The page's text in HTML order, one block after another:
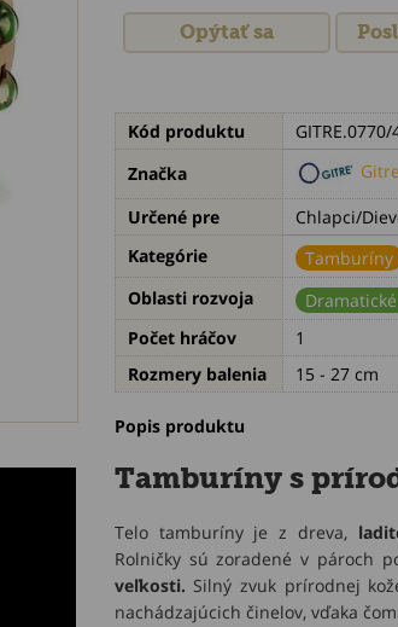
Opýtať sa
Kód produktu GITRE.0770/
Značka
Gitre
Určené pre
Chlapci/
Kategórie
Tamburíny
Oblasti rozvoja
Počet hráčov
1
Rozmery balenia
15 - 27 cm
Popis produktu
Tamburíny s
Telo tamburíny je z dreva,
Rolničky sú zoradené v pároch
veľkosti. Silný zvuk prírodnej
nachádzajúcich činelov, vďaka